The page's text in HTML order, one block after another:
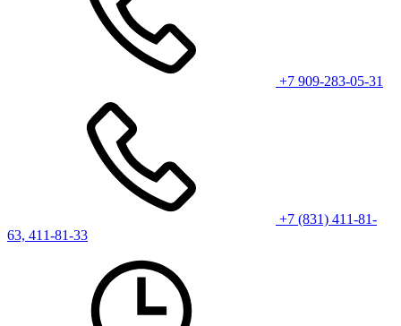
+7 909-283-05-31
+7 (831) 411-81-
63, 411-81-33